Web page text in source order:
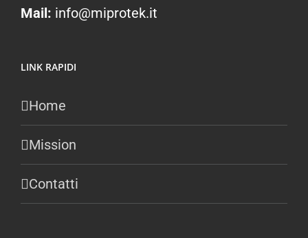
Mail: info@miprotek.it
LINK RAPIDI
Home
Mission
Contatti